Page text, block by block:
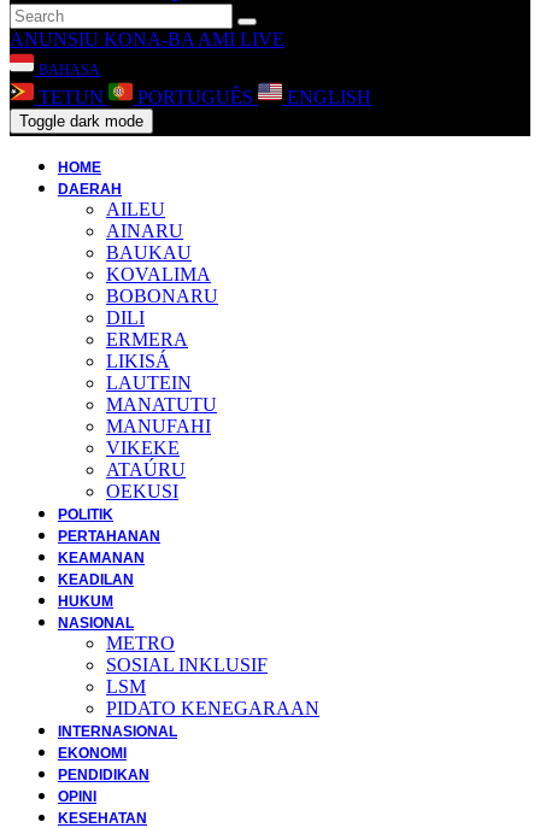
ANUNSIU KONA-BA AMI LIVE
BAHASA
TETUN PORTUGUÊS ENGLISH
Toggle dark mode
HOME
DAERAH
AILEU
AINARU
BAUKAU
KOVALIMA
BOBONARU
DILI
ERMERA
LIKISÁ
LAUTEIN
MANATUTU
MANUFAHI
VIKEKE
ATAÚRU
OEKUSI
POLITIK
PERTAHANAN
KEAMANAN
KEADILAN
HUKUM
NASIONAL
METRO
SOSIAL INKLUSIF
LSM
PIDATO KENEGARAAN
INTERNASIONAL
EKONOMI
PENDIDIKAN
OPINI
KESEHATAN